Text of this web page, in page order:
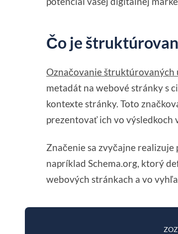
Čo je
Označovanie štruktúrovaných
metadát na webové stránky s
kontexte stránky. Toto
prezentovať ich vo výsledkoch
Značenie sa zvyčajne
napríklad Schema.org, ktorý
webových stránkach a vo